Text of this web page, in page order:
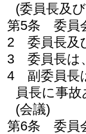
(委員長及
第5条
委員
2
委員長及
3
委員長は
4
副委員長
員長に事
(会議)
第6条
委員